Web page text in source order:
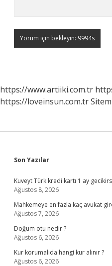
https://www.artiiki.com.tr
https://loveinsun.com.tr
Sidebar
Son Yazılar
Kuveyt Türk kredi kartı 1 ay
Ağustos 8, 2026
Mahkemeye en fazla kaç avukat
Ağustos 7, 2026
Doğum otu nedir ?
Ağustos 6, 2026
Kur korumalıda hangi kur alınır ?
Ağustos 6, 2026